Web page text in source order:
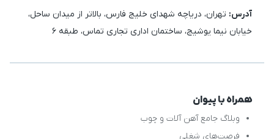
آدرس:تهران، دریاچه شهدای خلیج فارس، بالاتر از میدان ساحل،
خیابان نیما یوشیج، ساختمان اداری تجاری تماس، طبقه 6
همراه با پیوان
وبلاگ جامع آهن آلات و چوب
فرصت‌های شغلی